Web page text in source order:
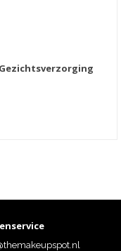
Gezichtsverzorging